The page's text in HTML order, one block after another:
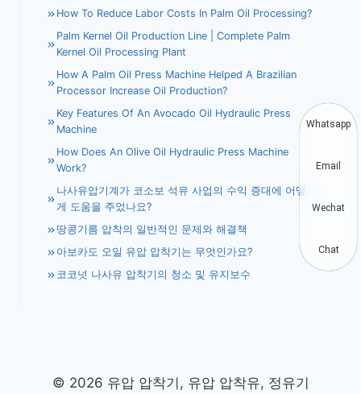
How To Reduce Labor Costs In Palm Oil Processing?
Palm Kernel Oil Production Line | Complete Palm
Kernel Oil Processing Plant
How A Palm Oil Press Machine Helped A Brazilian
Processor Increase Oil Production?
Key Features Of An Avocado Oil Hydraulic Press
Machine
How Does An Olive Oil Hydraulic Press Machine
Work?
나사유압기계가 코소보 석유 사업의 수익 증대에 어떻
게 도움을 주었나요?
땅콩기름 압착의 일반적인 문제와 해결책
아보카도 오일 유압 압착기는 무엇인가요?
코코넛 나사유 압착기의 청소 및 유지보수
© 2026 유압 압착기, 유압 압착유, 정유기
Whatsapp
Email
Wechat
Chat